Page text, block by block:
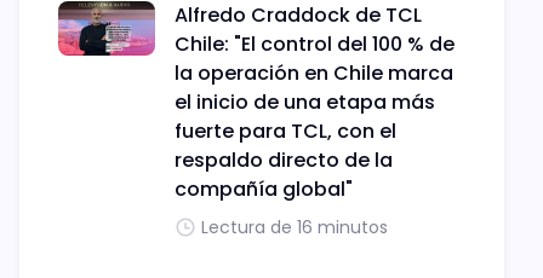
Alfredo Craddock de TCL
Chile: "El control del 100 % de
la operación en Chile marca
el inicio de una etapa más
fuerte para TCL, con el
respaldo directo de la
compañía global"
Lectura de 16 minutos